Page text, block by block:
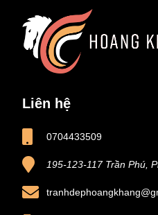
Liên hệ
0704433509
195-123-117 Trần Phú,